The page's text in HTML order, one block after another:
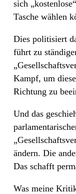
sich
Tasche wählen
Dies politisiert
führt zu
Kampf, um
Richtung zu
Und das
ändern. Die
Das schafft
Was meine